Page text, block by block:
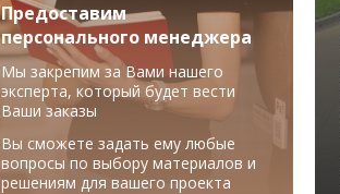
Предоставим
персонального менеджера
Мы закрепим за Вами нашего
эксперта, который будет вести
Ваши заказы
Вы сможете задать ему любые
вопросы по выбору материалов и
решениям для вашего проекта